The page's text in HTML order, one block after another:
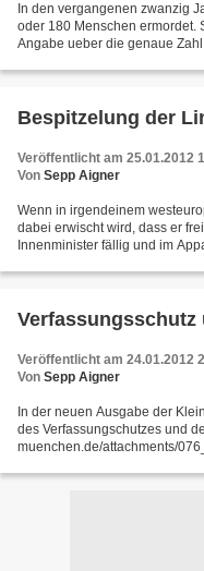
In den vergangenen zwanzig
oder 180 Menschen ermordet.
Angabe ueber die genaue
Bespitzelung der
Veröffentlicht am 25.01.2012
Von Sepp Aigner
Wenn in irgendeinem
dabei erwischt wird, dass er
Innenminister fällig und im
Verfassungsschutz
Veröffentlicht am 24.01.2012
Von Sepp Aigner
In der neuen Ausgabe der
des Verfassungschutzes und
muenchen.de/attachments/